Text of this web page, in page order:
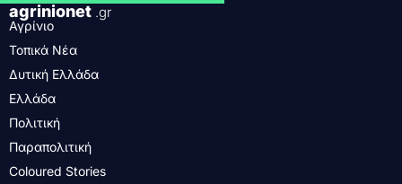
agrinionet .gr
Αγρίνιο
Τοπικά Νέα
Δυτική Ελλάδα
Ελλάδα
Πολιτική
Παραπολιτική
Coloured Stories